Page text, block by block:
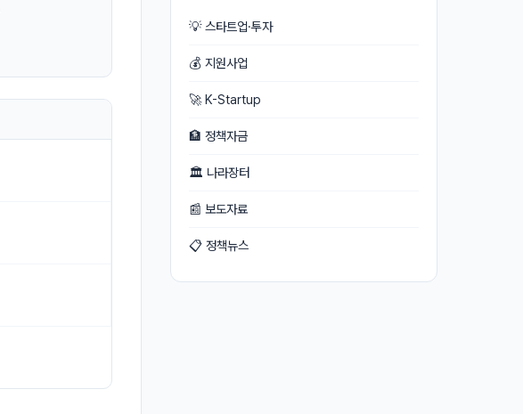
💡 스타트업·투자
💰 지원사업
🚀 K-Startup
🏦 정책자금
🏛 나라장터
📰 보도자료
📋 정책뉴스